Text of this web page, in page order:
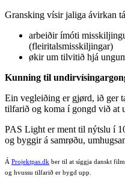
Gransking vísir jaliga ávirkan
arbeiðir ímóti
(fleiritalsmisskiljingar)
økir um tilvitið hjá
Kunning til
Ein vegleiðing er gjørd, ið ger
tilfarið og koma í gongd við at
PAS Light er ment til nýtslu í
og byggir á samrøðu,
Á Projektpas.dk ber til at síggja danskt
og hvussu tilfarið er bygd upp.